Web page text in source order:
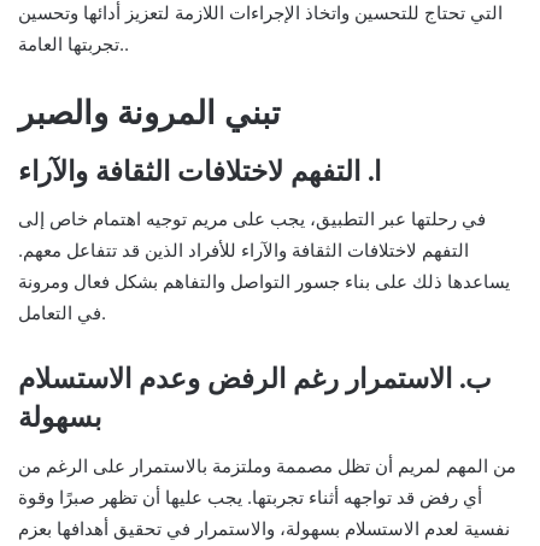
التي تحتاج للتحسين واتخاذ الإجراءات اللازمة لتعزيز أدائها وتحسين
تجربتها العامة..
تبني المرونة والصبر
ا. التفهم لاختلافات الثقافة والآراء
في رحلتها عبر التطبيق، يجب على مريم توجيه اهتمام خاص إلى
التفهم لاختلافات الثقافة والآراء للأفراد الذين قد تتفاعل معهم.
يساعدها ذلك على بناء جسور التواصل والتفاهم بشكل فعال ومرونة
في التعامل.
ب. الاستمرار رغم الرفض وعدم الاستسلام
بسهولة
من المهم لمريم أن تظل مصممة وملتزمة بالاستمرار على الرغم من
أي رفض قد تواجهه أثناء تجربتها. يجب عليها أن تظهر صبرًا وقوة
نفسية لعدم الاستسلام بسهولة، والاستمرار في تحقيق أهدافها بعزم